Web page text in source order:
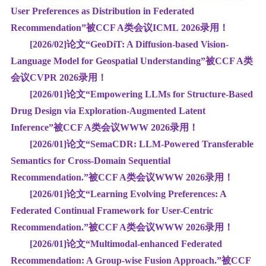
User Preferences as Distribution in Federated
Recommendation”被CCF A类会议ICML 2026录用 ！
[2026/02]论文“GeoDiT: A Diffusion-based Vision-
Language Model for Geospatial Understanding”被CCF A类
会议CVPR 2026录用 ！
[2026/01]论文“Empowering LLMs for Structure-Based
Drug Design via Exploration-Augmented Latent
Inference”被CCF A类会议WWW 2026录用 ！
[2026/01]论文“SemaCDR: LLM-Powered Transferable
Semantics for Cross-Domain Sequential
Recommendation.”被CCF A类会议WWW 2026录用 ！
[2026/01]论文“Learning Evolving Preferences: A
Federated Continual Framework for User-Centric
Recommendation.”被CCF A类会议WWW 2026录用 ！
[2026/01]论文“Multimodal-enhanced Federated
Recommendation: A Group-wise Fusion Approach.”被CCF